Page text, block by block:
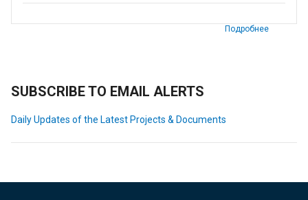
Подробнее
SUBSCRIBE TO EMAIL ALERTS
Daily Updates of the Latest Projects & Documents